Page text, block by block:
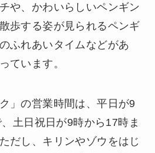
や、かわいらしいペンギン
歩する姿が見られるペンギ
ふれあいタイムなどがあ
ています。
」の営業時間は、平日が9
土日祝日が9時から17時ま
だし、キリンやゾウをはじ